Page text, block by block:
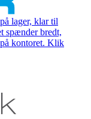
lager, klar til
spænder bredt,
kontoret. Klik